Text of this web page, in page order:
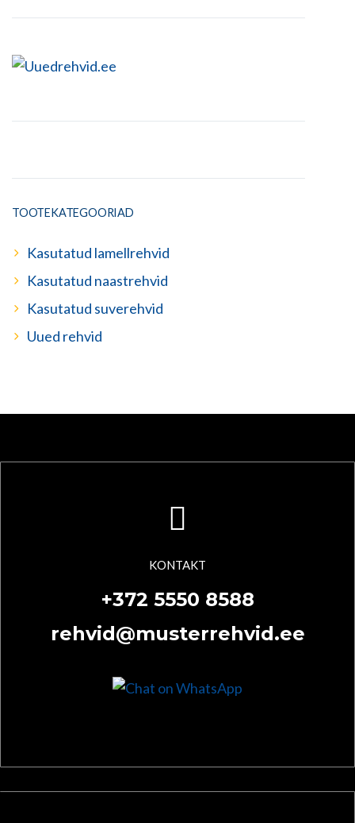
TOOTEKATEGOORIAD
Kasutatud lamellrehvid
Kasutatud naastrehvid
Kasutatud suverehvid
Uued rehvid
KONTAKT
+372 5550 8588
rehvid@musterrehvid.ee